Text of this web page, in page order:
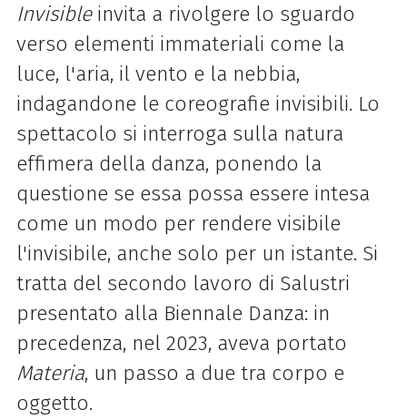
Invisibleinvita a rivolgere lo sguardo
verso elementi immateriali come la
luce, l'aria, il vento e la nebbia,
indagandone le coreografie invisibili. Lo
spettacolo si interroga sulla natura
effimera della danza, ponendo la
questione se essa possa essere intesa
come un modo per rendere visibile
l'invisibile, anche solo per un istante. Si
tratta del secondo lavoro di Salustri
presentato alla Biennale Danza: in
precedenza, nel 2023, aveva portato
Materia, un passo a due tra corpo e
oggetto.